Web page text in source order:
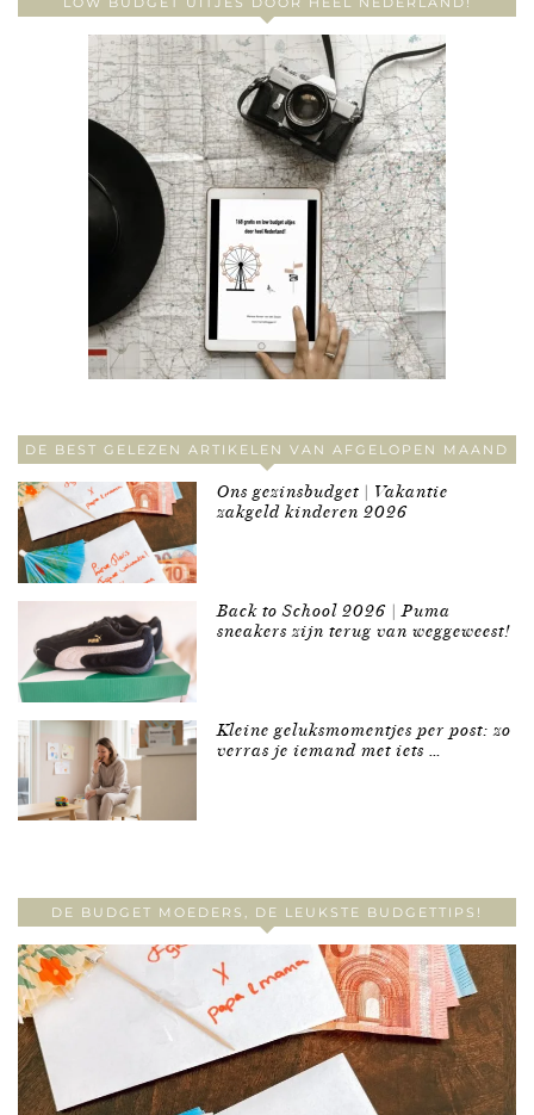
DE BEST GELEZEN ARTIKELEN VAN AFGELOPEN MAAND
Ons gezinsbudget | Vakantie
zakgeld kinderen 2026
Back to School 2026 | Puma
sneakers zijn terug van weggeweest!
Kleine geluksmomentjes per post: zo
verras je iemand met iets …
DE BUDGET MOEDERS, DE LEUKSTE BUDGETTIPS!